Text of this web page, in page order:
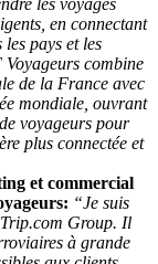
en connectant
pays et les
combine
de la France avec
mondiale, ouvrant
voyageurs pour
plus connectée et
et commercial
“Je suis
Group. Il
à grande